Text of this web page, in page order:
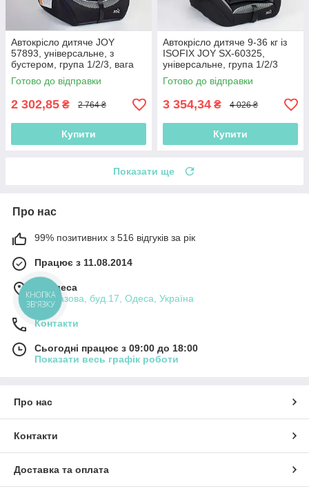
Автокрісло дитяче JOY
57893, універсальне, з
бустером, група 1/2/3, вага
дитини 9-36 кг
Готово до відправки
2 302,85 ₴ 2 764 ₴
Купити
Автокрісло дитяче 9-36 кг із
ISOFIX JOY SX-60325,
універсальне, група 1/2/3
Готово до відправки
3 354,34 ₴ 4 026 ₴
Купити
Показати ще
Про нас
99% позитивних з 516 відгуків за рік
Працює з 11.08.2014
м. Одеса
вул.Базова, буд.17, Одеса, Україна
Контакти
Сьогодні працює з 09:00 до 18:00
Показати весь графік роботи
Про нас
Контакти
Доставка та оплата
КНОПКА
ЗВ'ЯЗКУ